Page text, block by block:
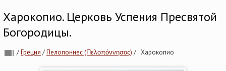
Харокопио. Церковь Успения Пресвятой
Богородицы.
/Греция /Пелопоннес (Πελοπόννησος) / Харокопио